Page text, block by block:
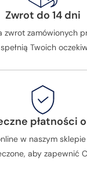
Zwrot do 14 dni
zwrot zamówionych
Twoich
płatności
w naszym
aby zapewnić